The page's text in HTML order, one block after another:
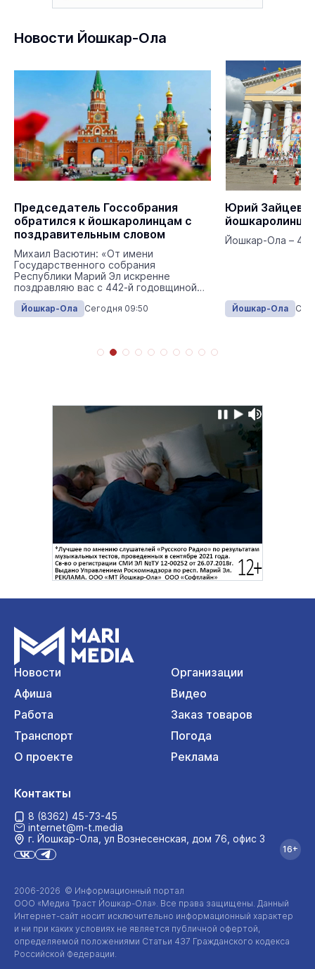
Новости Йошкар-Ола
Председатель Госсобрания
обратился к йошкаролинцам с
поздравительным словом
Михаил Васютин: «От имени
Государственного собрания
Республики Марий Эл искренне
поздравляю вас с 442-й годовщиной
основания Йошкар-Олы!».
Йошкар-Ола Сегодня 09:50
Юрий Зайцев
Йошкар-Ола –
Йошкар-Ола
Новости
Организации
Афиша
Видео
Работа
Заказ товаров
Транспорт
Погода
О проекте
Реклама
2006-2026 © Информационный портал
ООО «Медиа Траст Йошкар-Ола». Все права защищены. Данный
Интернет-сайт носит исключительно информационный характер
и ни при каких условиях не является публичной офертой,
определяемой положениями Статьи 437 Гражданского кодекса
Российской Федерации.
Контакты
8 (8362) 45-73-45
internet@m-t.media
г. Йошкар‑Ола, ул Вознесенская, дом 76, офис 3
16+